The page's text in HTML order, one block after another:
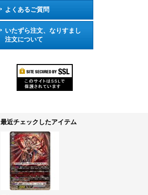
よくあるご質問
いたずら注文、なりすまし
注文について
最近チェックしたアイテム